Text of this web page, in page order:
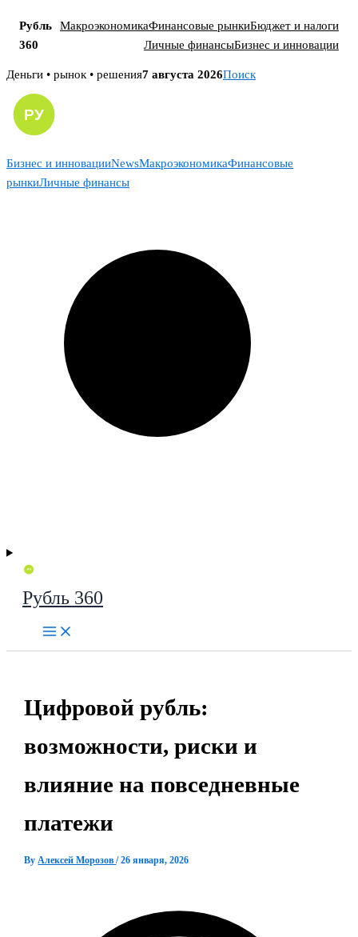
Рубль
360
МакроэкономикаФинансовые рынкиБюджет и налоги
Личные финансыБизнес и инновации
Skip
content
Деньги • рынок • решения7 августа 2026Поиск
Бизнес и инновацииNewsМакроэкономикаФинансовые
рынкиЛичные финансы
Рубль 360
Цифровой рубль:
возможности, риски и
влияние на повседневные
платежи
ByАлексей Морозов/26 января, 2026